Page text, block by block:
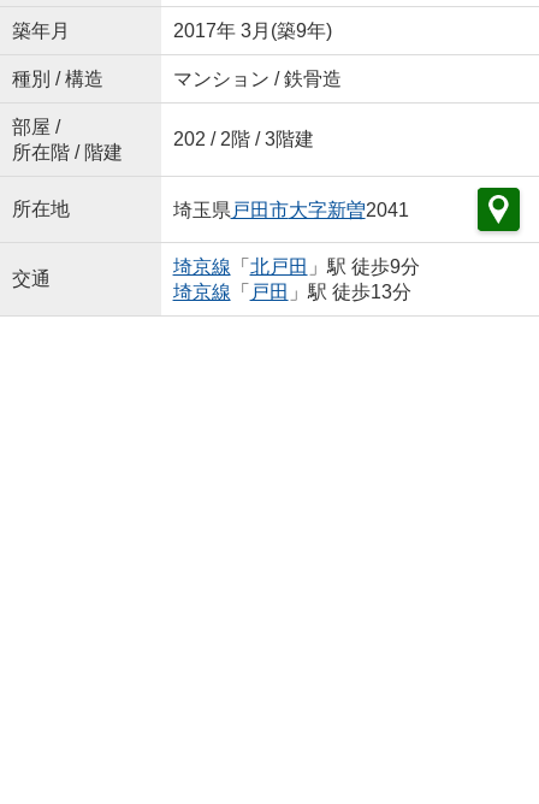
築年月 2017年 3月(築9年)
種別 / 構造 マンション / 鉄骨造
部屋 /
所在階 / 階建
202 / 2階 / 3階建
所在地 埼玉県 戸田市大字新曽2041
交通
埼京線 「 北戸田 」駅 徒歩9分
埼京線 「 戸田 」駅 徒歩13分